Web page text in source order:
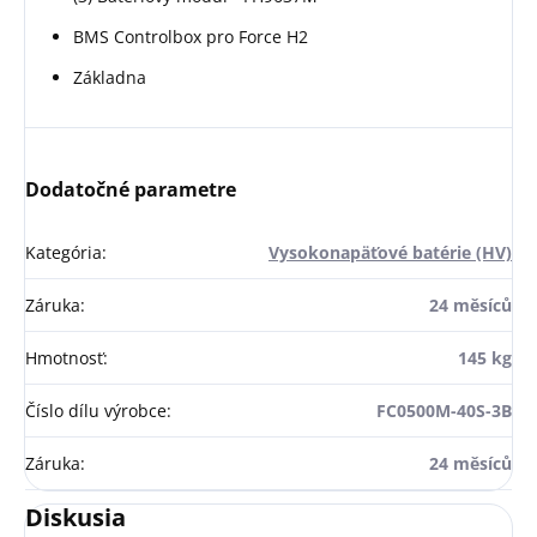
BMS Controlbox pro Force H2
Základna
Dodatočné parametre
Kategória: Vysokonapäťové batérie (HV)
Záruka: 24 měsíců
Hmotnosť: 145 kg
Číslo dílu výrobce: FC0500M-40S-3B
Záruka: 24 měsíců
Diskusia